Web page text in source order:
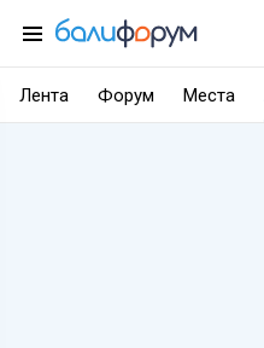
Лента Форум Места